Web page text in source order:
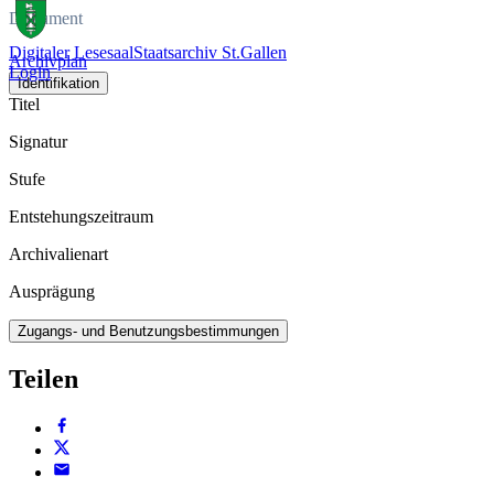
Digitaler LesesaalStaatsarchiv St.Gallen
Login
Dokument
Archivplan
Identifikation
Titel
Signatur
Stufe
Entstehungszeitraum
Archivalienart
Ausprägung
Zugangs- und Benutzungsbestimmungen
Teilen